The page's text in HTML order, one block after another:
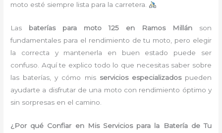
moto esté siempre lista para la carretera.
Las baterías para moto 125 en Ramos Millánson
fundamentales para el rendimiento de tu moto, pero elegir
la correcta y mantenerla en buen estado puede ser
confuso. Aquí te explico todo lo que necesitas saber sobre
las baterías, y cómo mis servicios especializadospueden
ayudarte a disfrutar de una moto con rendimiento óptimo y
sin sorpresas en el camino.
¿Por qué Confiar en Mis Servicios para la Batería de Tu